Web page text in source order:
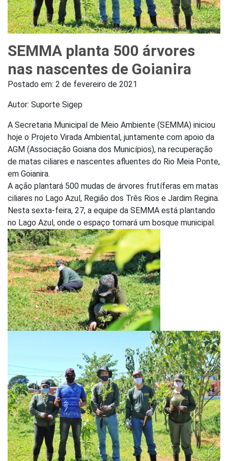
SEMMA planta 500 árvores
nas nascentes de Goianira
Postado em: 2 de fevereiro de 2021
Autor: Suporte Sigep
A Secretaria Municipal de Meio Ambiente (SEMMA) iniciou
hoje o Projeto Virada Ambiental, juntamente com apoio da
AGM (Associação Goiana dos Municípios), na recuperação
de matas ciliares e nascentes afluentes do Rio Meia Ponte,
em Goianira.
A ação plantará 500 mudas de árvores frutíferas em matas
ciliares no Lago Azul, Região dos Três Rios e Jardim Regina.
Nesta sexta-feira, 27, a equipe da SEMMA está plantando
no Lago Azul, onde o espaço tornará um bosque municipal.